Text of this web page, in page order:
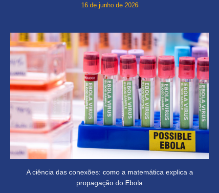
16 de junho de 2026
A ciência das conexões: como a matemática explica a
propagação do Ebola